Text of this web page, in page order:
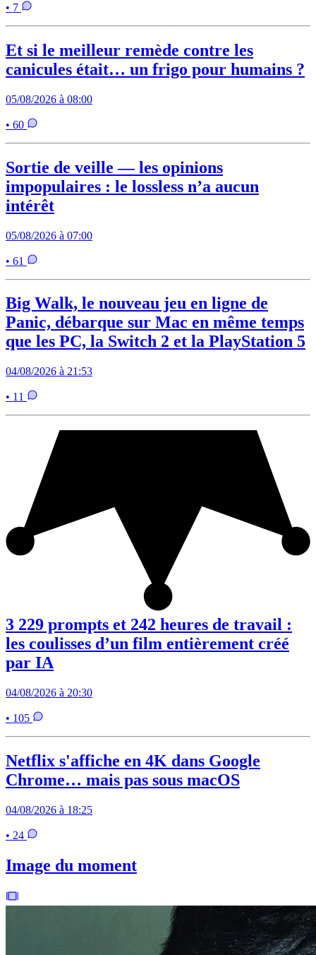
• 7
Et si le meilleur remède contre les
canicules était… un frigo pour humains ?
05/08/2026 à 08:00
• 60
Sortie de veille — les opinions
impopulaires : le lossless n’a aucun
intérêt
05/08/2026 à 07:00
• 61
Big Walk, le nouveau jeu en ligne de
Panic, débarque sur Mac en même temps
que les PC, la Switch 2 et la PlayStation 5
04/08/2026 à 21:53
• 11
3 229 prompts et 242 heures de travail :
les coulisses d’un film entièrement créé
par IA
04/08/2026 à 20:30
• 105
Netflix s'affiche en 4K dans Google
Chrome… mais pas sous macOS
04/08/2026 à 18:25
• 24
Image du moment